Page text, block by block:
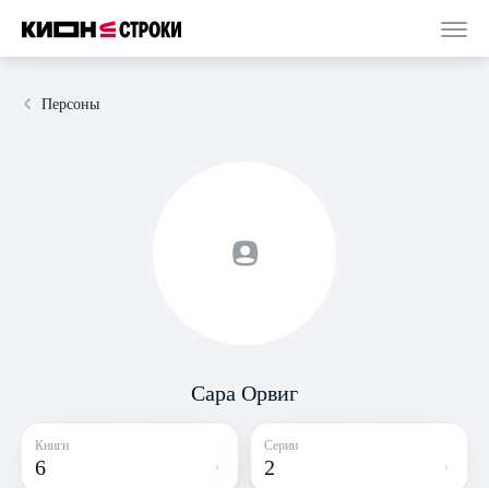
Персоны
Сара Орвиг
Книги
6
Серии
2